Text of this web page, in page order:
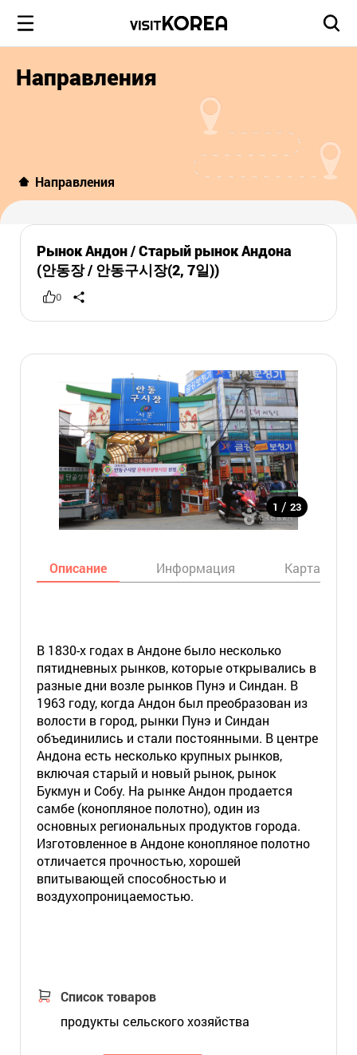
Направления
Направления
Рынок Андон / Старый рынок Андона
(안동장 / 안동구시장(2, 7일))
0
1 / 23
Описание Информация Карта
В 1830-х годах в Андоне было несколько
пятидневных рынков, которые открывались в
разные дни возле рынков Пунэ и Синдан. В
1963 году, когда Андон был преобразован из
волости в город, рынки Пунэ и Синдан
объединились и стали постоянными. В центре
Андона есть несколько крупных рынков,
включая старый и новый рынок, рынок
Букмун и Собу. На рынке Андон продается
самбе (конопляное полотно), один из
основных региональных продуктов города.
Изготовленное в Андоне конопляное полотно
отличается прочностью,хорошей
впитывающей способностью и
воздухопроницаемостью.
Список товаров
продукты сельского хозяйства